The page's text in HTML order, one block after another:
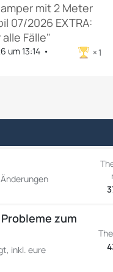
mit 2 Meter
07/2026 EXTRA:
Fälle"
1
um 13:14
zum
inkl. eure